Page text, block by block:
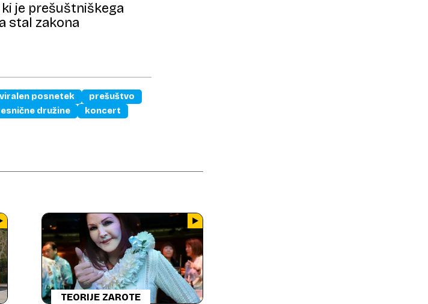
je prešuštniškega
stal zakona
viralen posnetek
prešuštvo
družine koncert
TEORIJE ZAROTE